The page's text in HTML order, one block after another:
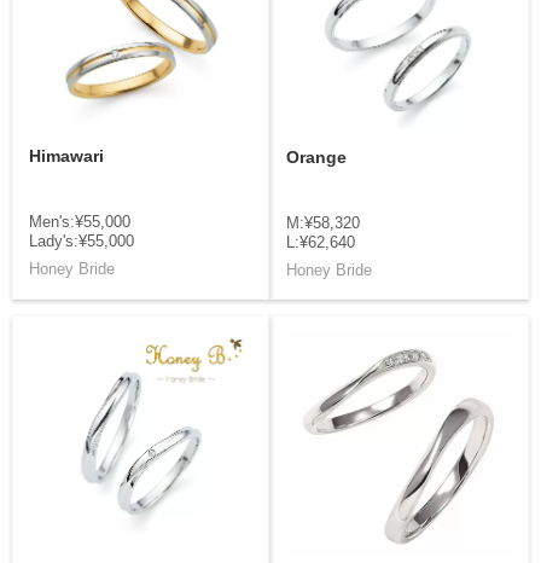
Himawari
Men's:¥55,000
Lady's:¥55,000
Honey Bride
Orange
M:¥58,320
L:¥62,640
Honey Bride